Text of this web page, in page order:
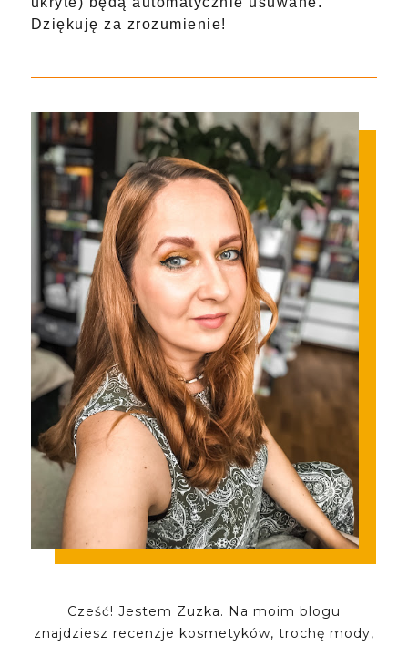
Dziękuję za zrozumienie!
Cześć! Jestem Zuzka. Na moim blogu
znajdziesz recenzje kosmetyków, trochę mody,